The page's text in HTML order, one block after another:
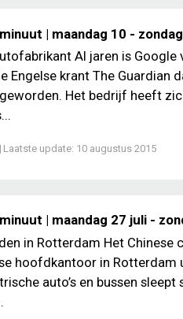
| maandag 10 -
Al jaren is Google
Engelse krant The Guardian
Het bedrijf heeft
| Laatste update: 10 augustus 2015
| maandag 27 juli -
in Rotterdam Het Chinese
hoofdkantoor in Rotterdam
auto’s en bussen